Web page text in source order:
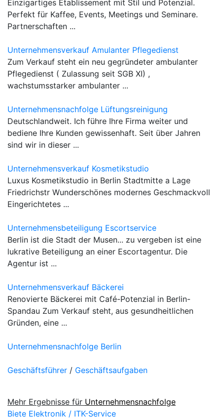
Einzigartiges Etablissement mit Stil und Potenzial.
Perfekt für Kaffee, Events, Meetings und Seminare.
Partnerschaften ...
Unternehmensverkauf Amulanter Pflegedienst
Zum Verkauf steht ein neu gegründeter ambulanter
Pflegedienst ( Zulassung seit SGB XI) ,
wachstumsstarker ambulanter ...
Unternehmensnachfolge Lüftungsreinigung
Deutschlandweit. Ich führe Ihre Firma weiter und
bediene Ihre Kunden gewissenhaft. Seit über Jahren
sind wir in dieser ...
Unternehmensverkauf Kosmetikstudio
Luxus Kosmetikstudio in Berlin Stadtmitte a Lage
Friedrichstr Wunderschönes modernes Geschmackvoll
Eingerichtetes ...
Unternehmensbeteiligung Escortservice
Berlin ist die Stadt der Musen... zu vergeben ist eine
lukrative Beteiligung an einer Escortagentur. Die
Agentur ist ...
Unternehmensverkauf Bäckerei
Renovierte Bäckerei mit Café-Potenzial in Berlin-
Spandau Zum Verkauf steht, aus gesundheitlichen
Gründen, eine ...
Unternehmensnachfolge Berlin
Geschäftsführer / Geschäftsaufgaben
Mehr Ergebnisse für Unternehmensnachfolge
Biete Elektronik / ITK-Service